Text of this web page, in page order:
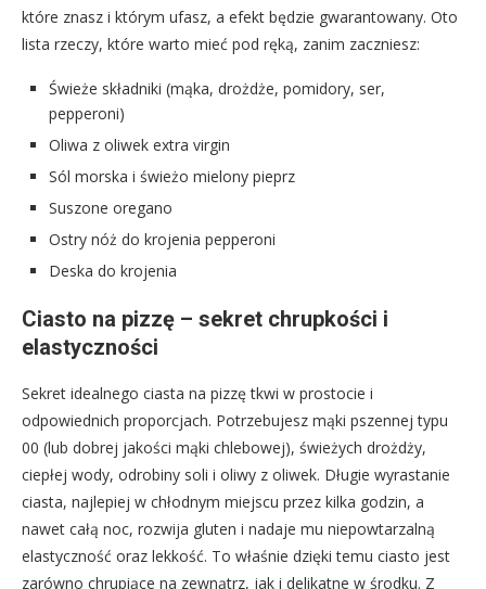
które znasz i którym ufasz, a efekt będzie gwarantowany. Oto
lista rzeczy, które warto mieć pod ręką, zanim zaczniesz:
Świeże składniki (mąka, drożdże, pomidory, ser,
pepperoni)
Oliwa z oliwek extra virgin
Sól morska i świeżo mielony pieprz
Suszone oregano
Ostry nóż do krojenia pepperoni
Deska do krojenia
Ciasto na pizzę – sekret chrupkości i
elastyczności
Sekret idealnego ciasta na pizzę tkwi w prostocie i
odpowiednich proporcjach. Potrzebujesz mąki pszennej typu
00 (lub dobrej jakości mąki chlebowej), świeżych drożdży,
ciepłej wody, odrobiny soli i oliwy z oliwek. Długie wyrastanie
ciasta, najlepiej w chłodnym miejscu przez kilka godzin, a
nawet całą noc, rozwija gluten i nadaje mu niepowtarzalną
elastyczność oraz lekkość. To właśnie dzięki temu ciasto jest
zarówno chrupiące na zewnątrz, jak i delikatne w środku. Z